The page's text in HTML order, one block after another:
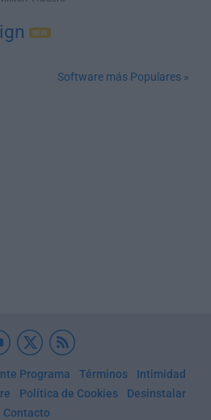
Software más Populares »
Programa Términos
Intimidad
Política de Cookies
Desinstalar
Contacto